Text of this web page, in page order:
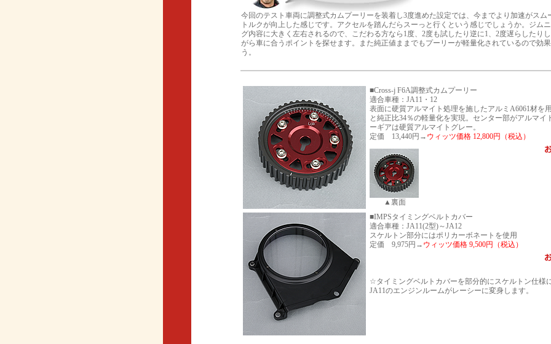
今回のテスト車両に調整式カムプーリーを装着し3度進めた設定では、今までより加速がスム
トルクが向上した感じです。アクセルを踏んだらスーっと行くという感じでしょうか。ジム
グ内容に大きく左右されるので、こだわる方なら1度、2度も試したり逆に1、2度遅らしたり
がら車に合うポイントを探せます。また純正値ままでもプーリーが軽量化されているので効
う。
■Cross-j F6A調整式カムプーリー
適合車種：JA11・12
表面に硬質アルマイト処理を施したアルミA6061材を
と純正比34％の軽量化を実現。センター部がアルマイ
ーギアは硬質アルマイトグレー。
定価 13,440円→ ウィッツ価格 12,800円（税込）
▲裏面
■IMPSタイミングベルトカバー
適合車種：JA11(2型)～JA12
スケルトン部分にはポリカーボネートを使用
定価 9,975円→ ウィッツ価格 9,500円（税込）
☆タイミングベルトカバーを部分的にスケルトン仕様
JA11のエンジンルームがレーシーに変身します。